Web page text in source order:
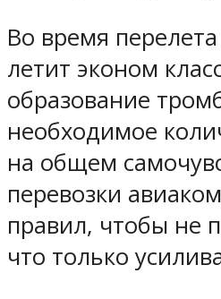
Во время
летит эконом
образование
необходимое
на общем
перевозки
правил, чтобы не
что только